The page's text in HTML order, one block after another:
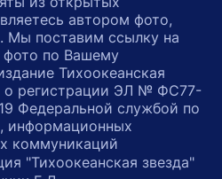
автором фото,
Мы поставим ссылку на
фото по Вашему
Тихоокеанская
о регистрации ЭЛ № ФС77-
Федеральной службой по
информационных
коммуникаций
"Тихоокеанская звезда"